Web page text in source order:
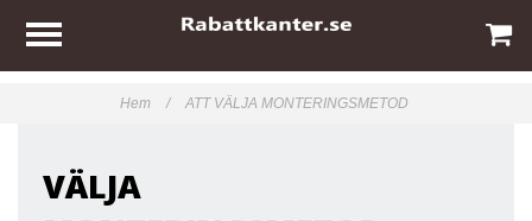
Hem / ATT VÄLJA MONTERINGSMETOD
VÄLJA